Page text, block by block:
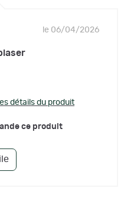
le 06/04/2026
détails du produit
ce produit